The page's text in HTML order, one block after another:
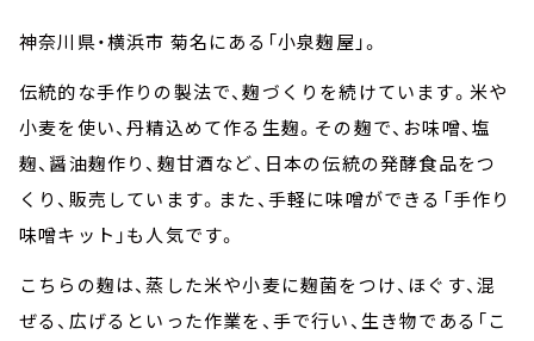
神奈川県・横浜市 菊名にある「小泉麹屋」。
伝統的な手作りの製法で、麹づくりを続けています。米や
小麦を使い、丹精込めて作る生麹。その麹で、お味噌、塩
麹、醤油麹作り、麹甘酒など、日本の伝統の発酵食品をつ
くり、販売しています。また、手軽に味噌ができる「手作り
味噌キット」も人気です。
こちらの麹は、蒸した米や小麦に麹菌をつけ、ほぐす、混
ぜる、広げるといった作業を、手で行い、生き物である「こ